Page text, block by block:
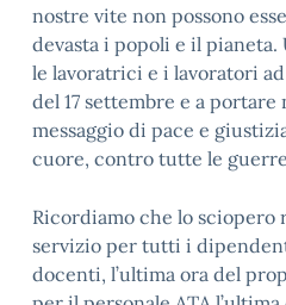
nostre vite non possono
devasta i popoli e il pianeta.
le lavoratrici e i lavoratori
del 17 settembre e a portare
messaggio di pace e
cuore, contro tutte le
Ricordiamo che lo sciopero
servizio per tutti i
docenti, l’ultima ora del